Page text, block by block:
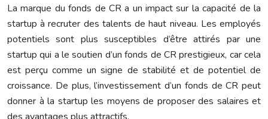
La marque du fonds de CR a un impact sur la capacité de la
startup à recruter des talents de haut niveau. Les employés
potentiels sont plus susceptibles d’être attirés par une
startup qui a le soutien d’un fonds de CR prestigieux, car cela
est perçu comme un signe de stabilité et de potentiel de
croissance. De plus, l’investissement d’un fonds de CR peut
donner à la startup les moyens de proposer des salaires et